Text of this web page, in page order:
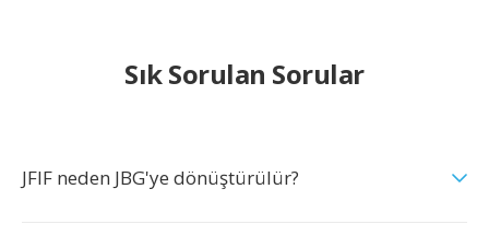
Sık Sorulan Sorular
JFIF neden JBG'ye dönüştürülür?